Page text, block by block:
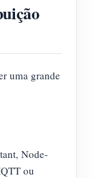
uma grande
Node-
ou